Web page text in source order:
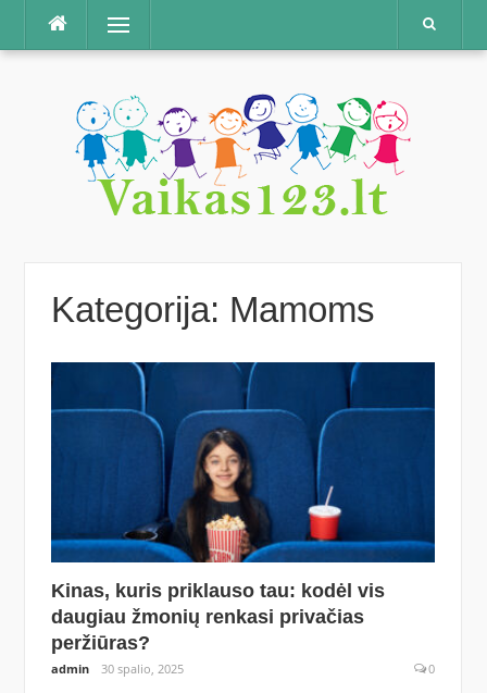
Praleisti
Meniu
Kategorija: Mamoms
Kinas, kuris priklauso tau: kodėl vis
daugiau žmonių renkasi privačias
peržiūras?
admin 30 spalio, 2025 0